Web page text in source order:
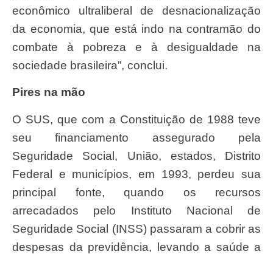
econômico ultraliberal de desnacionalização
da economia, que está indo na contramão do
combate à pobreza e à desigualdade na
sociedade brasileira”, conclui.
Pires na mão
O SUS, que com a Constituição de 1988 teve
seu financiamento assegurado pela
Seguridade Social, União, estados, Distrito
Federal e municípios, em 1993, perdeu sua
principal fonte, quando os recursos
arrecadados pelo Instituto Nacional de
Seguridade Social (INSS) passaram a cobrir as
despesas da previdência, levando a saúde a